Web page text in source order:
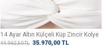
14 Ayar Altın Külçeli Küp Zincir Kolye
44.962,50TL 35.970,00 TL